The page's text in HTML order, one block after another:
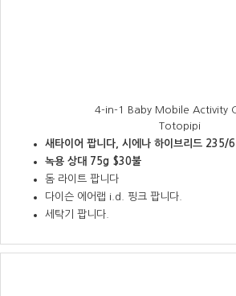
4-in-1 Baby Mobile Activity
Totopipi
새타이어 팝니다, 시에나 하이브리드
녹용 상대 75g $30불
돔 라이트 팝니다
다이슨 에어랩 i.d. 핑크 팝니다.
세탁기 팝니다.